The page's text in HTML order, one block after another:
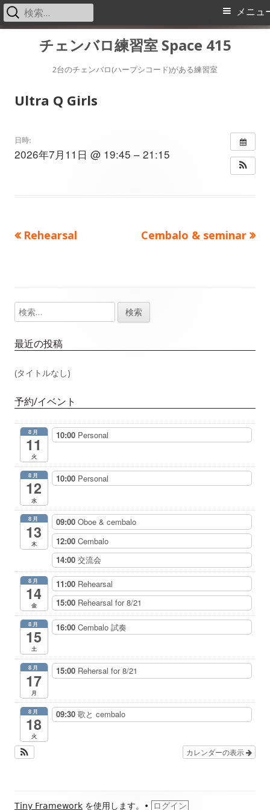
チェンバロ練習室 Space 415
2台のチェンバロ(ハープシコード)がある練習室
メ
メニュ
検
索:
Ultra Q Girls
日時:
2026年7月11日 @ 19:45 – 21:15
投
ビ
ゲ
ー
シ
ョ
ン
前
Rehearsal
次
Cembalo & seminar
メ
イ
ン
ド
バ
検
索:
最近の投稿
(タイトルなし)
予約/イベント
8月
11
火
10:00 Personal
8月
12
水
10:00 Personal
8月
13
木
09:00 Oboe & cembalo
12:00 Cembalo
14:00 交流会
8月
14
金
11:00 Rehearsal
15:00 Rehearsal for 8/21
8月
15
土
16:00 Cembalo 試奏
8月
17
月
15:00 Rehersal for 8/21
8月
18
火
09:30 歌と cembalo
カレンダーの表示
フ
Tiny Framework を使用します。 • ログイン